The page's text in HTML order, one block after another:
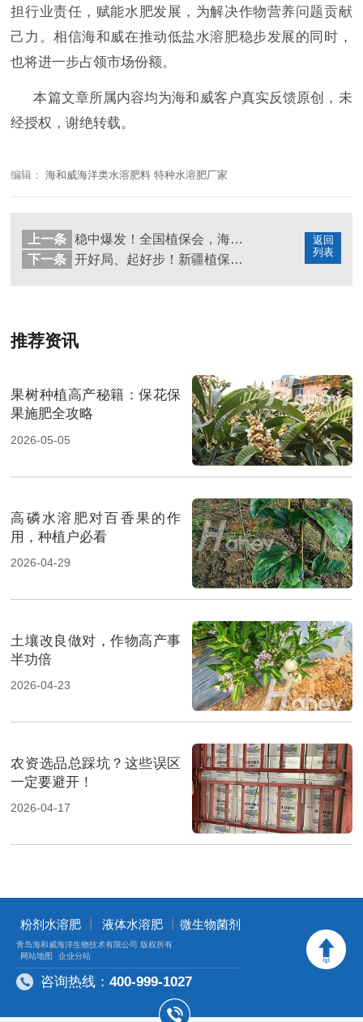
担行业责任，赋能水肥发展，为解决作物营养问题贡献
己力 。相信海和威在推动低盐水溶肥稳步发展的同时，
也将进一步占领市场份额。
本篇文章所属内容均为海和威客户真实反馈原创，未
经授权，谢绝转载。
编辑：海和威海洋类水溶肥料 特种水溶肥厂家
返回
列表
上一条
稳中爆发！全国植保会，海和威扎实修炼基本功露锋芒
下一条
开好局、起好步！新疆植保会，海和威创佳绩！
推荐资讯
果树种植高产秘籍：保花保
果施肥全攻略
2026-05-05
高磷水溶肥对百香果的作
用，种植户必看
2026-04-29
土壤改良做对，作物高产事
半功倍
2026-04-23
农资选品总踩坑？这些误区
一定要避开！
2026-04-17
粉剂水溶肥 液体水溶肥 丨微生物菌剂
青岛海和威海洋生物技术有限公司 版权所有
网站地图
企业分站
咨询热线：400-999-1027